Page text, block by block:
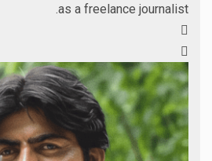
as a freelance journalist.